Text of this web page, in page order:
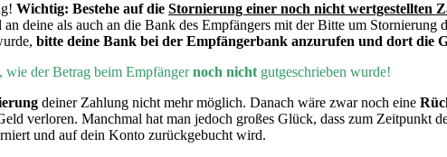
Wichtig: Bestehe auf die Stornierung einer noch nicht wertgestellten
deine als auch an die Bank des Empfängers mit der Bitte um Stornierung
bitte deine Bank bei der Empfängerbank anzurufen und dort die
wie der Betrag beim Empfängernoch nicht gutgeschrieben wurde!
deiner Zahlung nicht mehr möglich. Danach wäre zwar noch eine
verloren. Manchmal hat man jedoch großes Glück, dass zum Zeitpunkt
und auf dein Konto zurückgebucht wird.